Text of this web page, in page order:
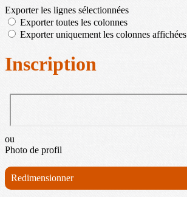
Exporter les lignes sélectionnées
Exporter toutes les colonnes
Exporter uniquement les colonnes affichées
Inscription
ou
Photo de profil
Redimensionner